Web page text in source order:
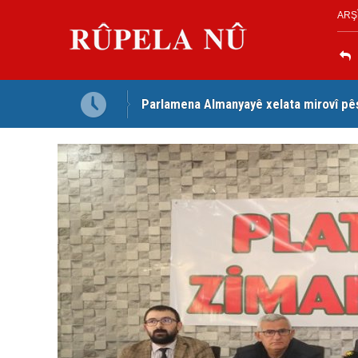
Parlamena Almanyayê xelata mirovî
Dezga Giştî ya Deverên di Derveyê
red kir